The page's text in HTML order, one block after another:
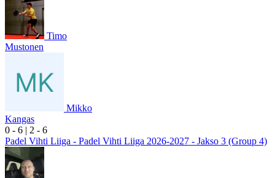
Timo
Mustonen
Mikko
Kangas
0 - 6 | 2 - 6
Padel Vihti Liiga - Padel Vihti Liiga 2026-2027 - Jakso 3 (Group 4)